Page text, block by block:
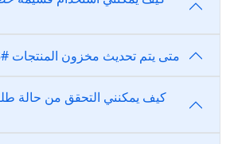
Ala Green Çay متى يتم تحديث مخزون المنتجات #23